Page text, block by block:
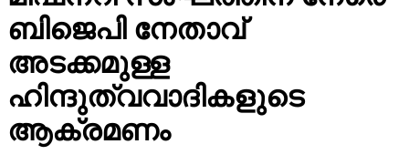
ബിജെപി നേതാവ്
അടക്കമുള്ള
ഹിന്ദുത്വവാദികളുടെ
ആക്രമണം